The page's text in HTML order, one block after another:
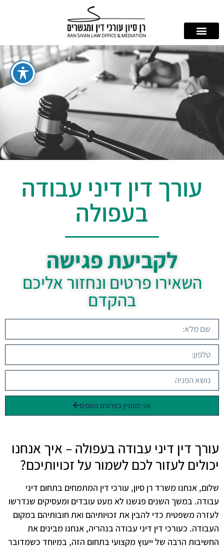
עורך דין דיני עבודה
בעפולה
לקביעת פגישה
השאירו פרטים ונחזור אליכם
בהקדם
אני מעוניין בפרטים נוספים
עורך דין דיני עבודה בעפולה – איך אנחנו
יכולים לעזור לכם לשמור על זכויותיכם?
שלום, אנחנו משרד רן סיון, עורכי דין המתמחים בתחום דיני
עבודה. במשך השנים פגשנו לא מעט עובדים ומעסיקים שנדרשו
לעזרה משפטית כדי להבין את זכויותיהם ואת חובותיהם במקום
העבודה. כעורכי דין דיני עבודה בנהריה, אנחנו מבינים את
החשיבות הרבה של ייעוץ מקצועי בתחום הזה, במיוחד כשמדובר